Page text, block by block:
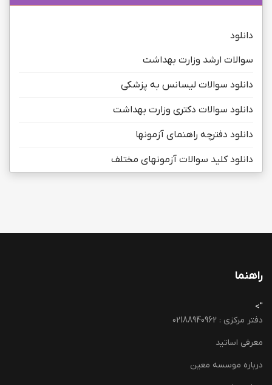
دانلود
سوالات ارشد وزارت بهداشت
دانلود سوالات لیسانس به پزشکی
دانلود سوالات دکتری وزارت بهداشت
دانلود دفترچه راهنمای آزمونها
دانلود کلید سوالات آزمونهای مختلف
راهنما
">
دفتر مرکزی : 02188940962
معرفی اساتید
درباره موسسه معین